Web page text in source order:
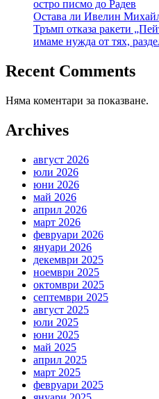
остро писмо до Радев
Остава ли Ивелин
Тръмп отказа ракети
имаме нужда от тях,
Recent Comments
Няма коментари за показване.
Archives
август 2026
юли 2026
юни 2026
май 2026
април 2026
март 2026
февруари 2026
януари 2026
декември 2025
ноември 2025
октомври 2025
септември 2025
август 2025
юли 2025
юни 2025
май 2025
април 2025
март 2025
февруари 2025